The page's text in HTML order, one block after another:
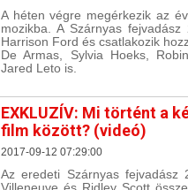
A héten végre megérkezik az
mozikba. A Szárnyas
Harrison Ford és csatlakozik
De Armas, Sylvia Hoeks,
Jared Leto is.
EXKLUZÍV: Mi történt a
film között? (videó)
2017-09-12 07:29:00
Az eredeti Szárnyas fejvadász
Villeneuve és Ridley Scott